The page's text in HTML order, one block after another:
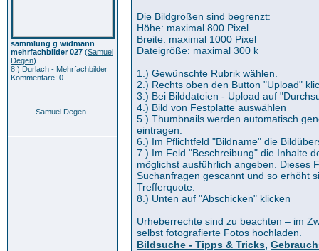
sammlung g widmann
mehrfachbilder 027 (Samuel
Degen)
8.) Durlach - Mehrfachbilder
Kommentare: 0
Samuel Degen
Die Bildgrößen sind begrenzt:
Höhe: maximal 800 Pixel
Breite: maximal 1000 Pixel
Dateigröße: maximal 300 k
1.) Gewünschte Rubrik wählen.
2.) Rechts oben den Button "Upload"
3.) Bei Bilddateien - Upload auf
4.) Bild von Festplatte auswählen
5.) Thumbnails werden automatisch
eintragen.
6.) Im Pflichtfeld "Bildname" die
7.) Im Feld "Beschreibung" die Inhalte
möglichst ausführlich angeben. Dieses
Suchanfragen gescannt und so erhöht
Trefferquote.
8.) Unten auf "Abschicken" klicken
Urheberrechte sind zu beachten – im
selbst fotografierte Fotos hochladen.
Bildsuche - Tipps & Tricks,